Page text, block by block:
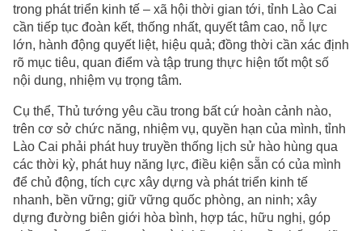
trong phát triển kinh tế – xã hội thời gian tới, tỉnh Lào Cai
cần tiếp tục đoàn kết, thống nhất, quyết tâm cao, nỗ lực
lớn, hành động quyết liệt, hiệu quả; đồng thời cần xác định
rõ mục tiêu, quan điểm và tập trung thực hiện tốt một số
nội dung, nhiệm vụ trọng tâm.
Cụ thể, Thủ tướng yêu cầu trong bất cứ hoàn cảnh nào,
trên cơ sở chức năng, nhiệm vụ, quyền hạn của mình, tỉnh
Lào Cai phải phát huy truyền thống lịch sử hào hùng qua
các thời kỳ, phát huy năng lực, điều kiện sẵn có của mình
để chủ động, tích cực xây dựng và phát triển kinh tế
nhanh, bền vững; giữ vững quốc phòng, an ninh; xây
dựng đường biên giới hòa bình, hợp tác, hữu nghị, góp